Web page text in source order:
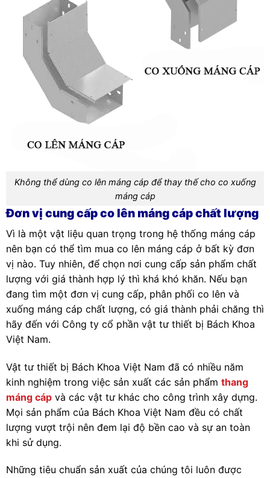
Không thể dùng co lên máng cáp để thay thế cho co xuống
máng cáp
Đơn vị cung cấp co lên máng cáp chất lượng
Vì là một vật liệu quan trọng trong hệ thống máng cáp
nên bạn có thể tìm mua co lên máng cáp ở bất kỳ đơn
vị nào. Tuy nhiên, để chọn nơi cung cấp sản phẩm chất
lượng với giá thành hợp lý thì khá khó khăn. Nếu bạn
đang tìm một đơn vị cung cấp, phân phối co lên và
xuống máng cáp chất lượng, có giá thành phải chăng thì
hãy đến với Công ty cổ phần vật tư thiết bị Bách Khoa
Việt Nam.
Vật tư thiết bị Bách Khoa Việt Nam đã có nhiều năm
kinh nghiệm trong việc sản xuất các sản phẩm thang
máng cápvà các vật tư khác cho công trình xây dựng.
Mọi sản phẩm của Bách Khoa Việt Nam đều có chất
lượng vượt trội nên đem lại độ bền cao và sự an toàn
khi sử dụng.
Những tiêu chuẩn sản xuất của chúng tôi luôn được